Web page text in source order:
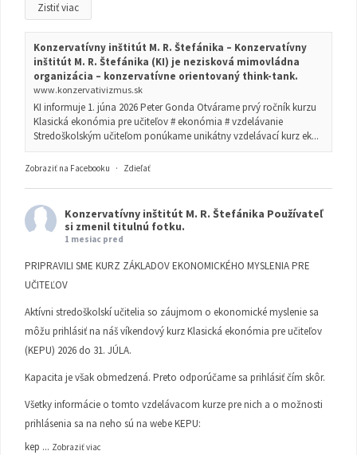
Zistiť viac
Konzervatívny inštitút M. R. Štefánika – Konzervatívny
inštitút M. R. Štefánika (KI) je nezisková mimovládna
organizácia – konzervatívne orientovaný think-tank.
www.konzervativizmus.sk
KI informuje 1. júna 2026 Peter Gonda Otvárame prvý ročník kurzu
Klasická ekonómia pre učiteľov # ekonómia # vzdelávanie
Stredoškolským učiteľom ponúkame unikátny vzdelávací kurz ek...
Zobraziť na Facebooku · Zdieľať
Konzervatívny inštitút M. R. Štefánika Používateľ
si zmenil titulnú fotku.
1 mesiac pred
PRIPRAVILI SME KURZ ZÁKLADOV EKONOMICKÉHO MYSLENIA PRE
UČITEĽOV
Aktívni stredoškolskí učitelia so záujmom o ekonomické myslenie sa
môžu prihlásiť na náš víkendový kurz Klasická ekonómia pre učiteľov
(KEPU) 2026 do 31. JÚLA.
Kapacita je však obmedzená. Preto odporúčame sa prihlásiť čím skôr.
Všetky informácie o tomto vzdelávacom kurze pre nich a o možnosti
prihlásenia sa na neho sú na webe KEPU:
kep ... Zobraziť viac